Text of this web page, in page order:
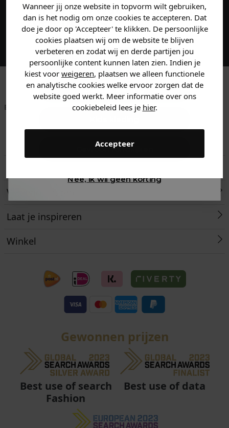
Wanneer jij onze website in topvorm wilt gebruiken,
dan is het nodig om onze cookies te accepteren. Dat
doe je door op 'Accepteer' te klikken. De persoonlijke
cookies plaatsen wij om de website te blijven
verbeteren en zodat wij en derde partijen jou
persoonlijke content kunnen laten zien. Indien je
kiest voor weigeren, plaatsen we alleen functionele
en analytische cookies welke ervoor zorgen dat de
website goed werkt. Meer informatie over ons
cookiebeleid lees je hier.
Accepteer
Maak een account aan en ontvang 5%
korting op je eerste bestelling!
Betaal achteraf met
Voor 23:59 besteld
Klanten beoordelen
Verzend- en retourinformatie
Laat je inspireren
Winkel
Gewonnen prijzen
Best use of search
Fashion
Best use of data
Vertel ons waar je naar op
zoek bent. 👇
Heren kleding
Dames kleding
Gewoon rondkijken
Nee, ik wil geen korting